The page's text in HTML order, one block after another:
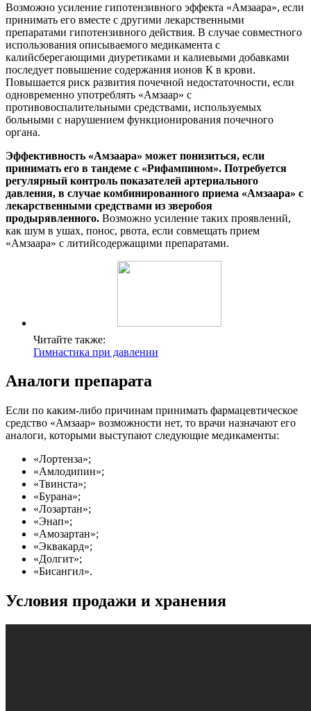
Возможно усиление гипотензивного эффекта «Амзаара», если
принимать его вместе с другими лекарственными
препаратами гипотензивного действия. В случае совместного
использования описываемого медикамента с
калийсберегающими диуретиками и калиевыми добавками
последует повышение содержания ионов К в крови.
Повышается риск развития почечной недостаточности, если
одновременно употреблять «Амзаар» с
противовоспалительными средствами, используемых
больными с нарушением функционирования почечного
органа.
Эффективность «Амзаара» может понизиться, если
принимать его в тандеме с «Рифампином». Потребуется
регулярный контроль показателей артериального
давления, в случае комбинированного приема «Амзаара» с
лекарственными средствами из зверобоя
продырявленного. Возможно усиление таких проявлений,
как шум в ушах, понос, рвота, если совмещать прием
«Амзаара» с литийсодержащими препаратами.
Читайте также:
Гимнастика при давлении
Аналоги препарата
Если по каким-либо причинам принимать фармацевтическое
средство «Амзаар» возможности нет, то врачи назначают его
аналоги, которыми выступают следующие медикаменты:
«Лортенза»;
«Амлодипин»;
«Твинста»;
«Бурана»;
«Лозартан»;
«Энап»;
«Амозартан»;
«Эквакард»;
«Долгит»;
«Бисангил».
Условия продажи и хранения